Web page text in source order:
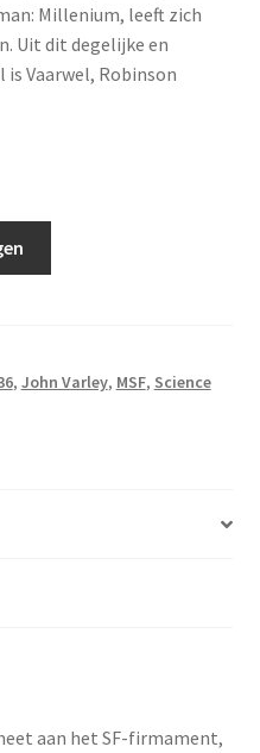
Millenium, leeft zich
Uit dit degelijke en
Vaarwel, Robinson
, John Varley, MSF, Science
aan het SF-firmament,